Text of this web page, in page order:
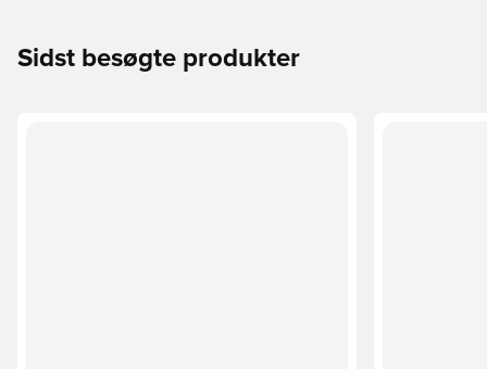
Sidst besøgte produkter